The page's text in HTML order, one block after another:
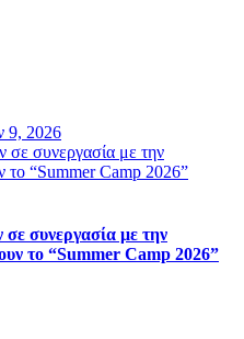
9, 2026
συνεργασία με την
το “Summer Camp 2026”